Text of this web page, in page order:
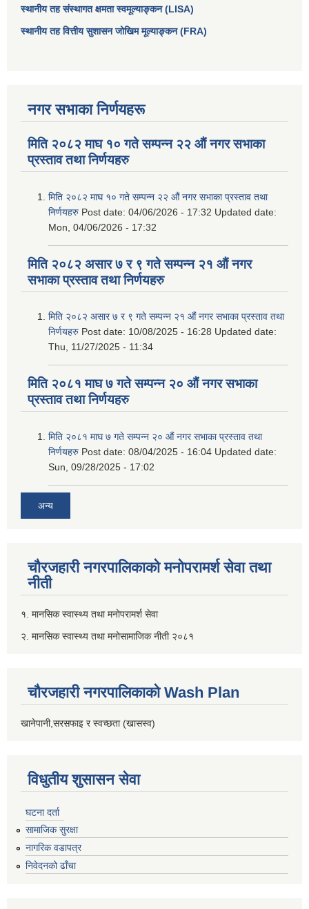
स्थानीय तह संस्थागत क्षमता स्वमूल्याङ्कन (LISA)
स्थानीय तह वित्तीय सुशासन जोखिम मूल्याङ्कन (FRA)
नगर सभाका निर्णयहरू
मिति २०८२ माघ १० गते सम्पन्न २२ औं नगर सभाका
प्रस्ताव तथा निर्णयहरु
मिति २०८२ माघ १० गते सम्पन्न २२ औं नगर सभाका प्रस्ताव तथा
निर्णयहरु Post date: 04/06/2026 - 17:32 Updated date:
Mon, 04/06/2026 - 17:32
मिति २०८२ असार ७ र ९ गते सम्पन्न २१ औं नगर
सभाका प्रस्ताव तथा निर्णयहरु
मिति २०८२ असार ७ र ९ गते सम्पन्न २१ औं नगर सभाका प्रस्ताव तथा
निर्णयहरु Post date: 10/08/2025 - 16:28 Updated date:
Thu, 11/27/2025 - 11:34
मिति २०८१ माघ ७ गते सम्पन्न २० औं नगर सभाका
प्रस्ताव तथा निर्णयहरु
मिति २०८१ माघ ७ गते सम्पन्न २० औं नगर सभाका प्रस्ताव तथा
निर्णयहरु Post date: 08/04/2025 - 16:04 Updated date:
Sun, 09/28/2025 - 17:02
अन्य
चौरजहारी नगरपालिकाको मनोपरामर्श सेवा तथा
नीती
१. मानसिक स्वास्थ्य तथा मनोपरामर्श सेवा
२. मानसिक स्वास्थ्य तथा मनोसामाजिक नीती २०८१
चौरजहारी नगरपालिकाको Wash Plan
खानेपानी,सरसफाइ र स्वच्छता (खासस्व)
विधुतीय शुसासन सेवा
घटना दर्ता
सामाजिक सुरक्षा
नागरिक वडापत्र
निवेदनको ढाँचा